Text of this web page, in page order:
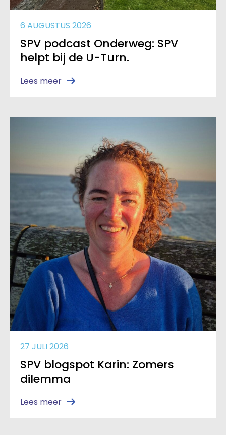
6 AUGUSTUS 2026
SPV podcast Onderweg: SPV
helpt bij de U-Turn.
Lees meer
27 JULI 2026
SPV blogspot Karin: Zomers
dilemma
Lees meer